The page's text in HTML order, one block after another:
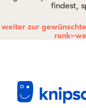
Mitglied werden
Login
findest,
weiter zur
rank-